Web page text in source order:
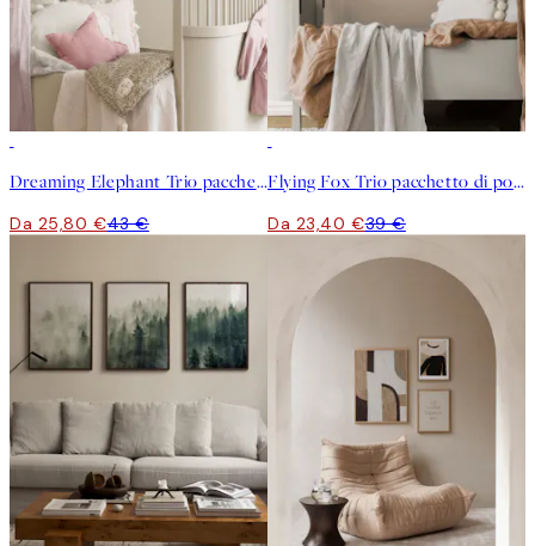
Dreaming Elephant Trio pacchetto di poster
Da 25,80 €43 €
Flying Fox Trio pacchetto di poster
Da 23,40 €39 €